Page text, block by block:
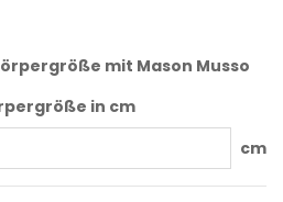
mit Mason Musso
in cm
cm